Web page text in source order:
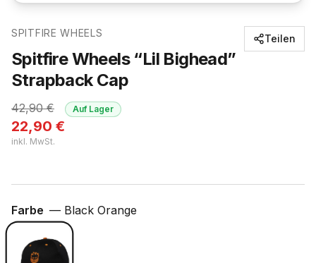
SPITFIRE WHEELS
Spitfire Wheels “Lil Bighead”
Strapback Cap
42,90€
22,90 €
inkl. MwSt.
Auf Lager
Teilen
Farbe — Black Orange